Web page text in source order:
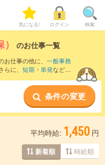
気になる! ログイン 検索
のお仕事一覧
仕事の他に、 一般事務
に、 短期 ・ 単発などの
条件の変更
平均時給: 1,450 円
新着順 時給順